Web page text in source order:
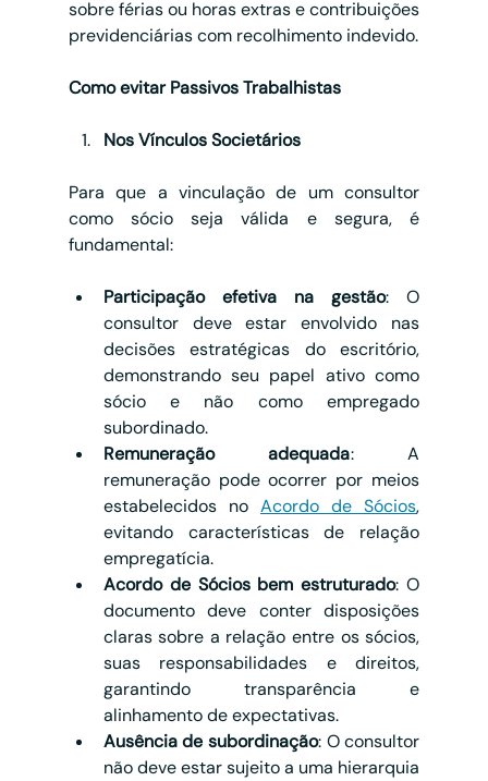
sobre férias ou horas extras e contribuições
previdenciárias com recolhimento indevido.
Como evitar Passivos Trabalhistas
Nos Vínculos Societários
Para que a vinculação de um consultor
como sócio seja válida e segura, é
fundamental:
Participação efetiva na gestão: O
consultor deve estar envolvido nas
decisões estratégicas do escritório,
demonstrando seu papel ativo como
sócio e não como empregado
subordinado.
Remuneração adequada: A
remuneração pode ocorrer por meios
estabelecidos no Acordo de Sócios,
evitando características de relação
empregatícia.
Acordo de Sócios bem estruturado: O
documento deve conter disposições
claras sobre a relação entre os sócios,
suas responsabilidades e direitos,
garantindo transparência e
alinhamento de expectativas.
Ausência de subordinação: O consultor
não deve estar sujeito a uma hierarquia